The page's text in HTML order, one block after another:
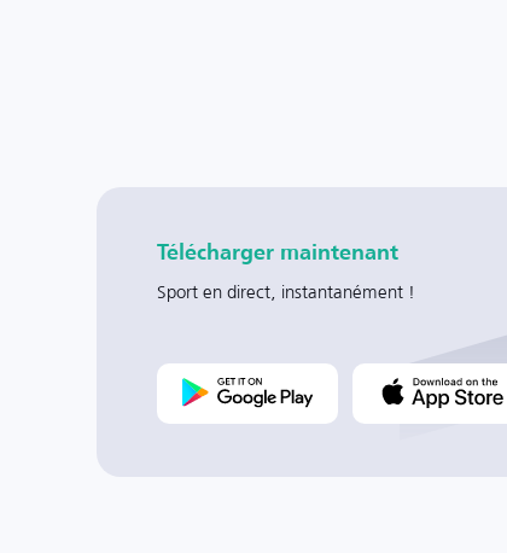
Télécharger maintenant
Sport en direct, instantanément !